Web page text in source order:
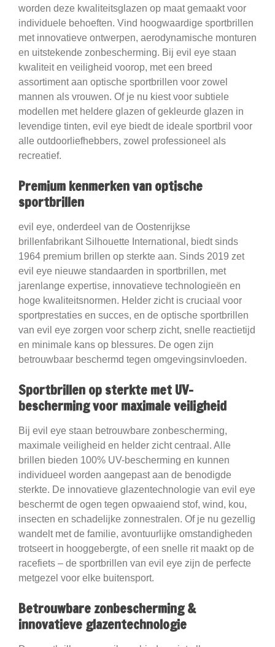
worden deze kwaliteitsglazen op maat gemaakt voor
individuele behoeften. Vind hoogwaardige sportbrillen
met innovatieve ontwerpen, aerodynamische monturen
en uitstekende zonbescherming. Bij evil eye staan
kwaliteit en veiligheid voorop, met een breed
assortiment aan optische sportbrillen voor zowel
mannen als vrouwen. Of je nu kiest voor subtiele
modellen met heldere glazen of gekleurde glazen in
levendige tinten, evil eye biedt de ideale sportbril voor
alle outdoorliefhebbers, zowel professioneel als
recreatief.
Premium kenmerken van optische
sportbrillen
evil eye, onderdeel van de Oostenrijkse
brillenfabrikant Silhouette International, biedt sinds
1964 premium brillen op sterkte aan. Sinds 2019 zet
evil eye nieuwe standaarden in sportbrillen, met
jarenlange expertise, innovatieve technologieën en
hoge kwaliteitsnormen. Helder zicht is cruciaal voor
sportprestaties en succes, en de optische sportbrillen
van evil eye zorgen voor scherp zicht, snelle reactietijd
en minimale kans op blessures. De ogen zijn
betrouwbaar beschermd tegen omgevingsinvloeden.
Sportbrillen op sterkte met UV-
bescherming voor maximale veiligheid
Bij evil eye staan betrouwbare zonbescherming,
maximale veiligheid en helder zicht centraal. Alle
brillen bieden 100% UV-bescherming en kunnen
individueel worden aangepast aan de benodigde
sterkte. De innovatieve glazentechnologie van evil eye
beschermt de ogen tegen opwaaiend stof, wind, kou,
insecten en schadelijke zonnestralen. Of je nu gezellig
wandelt met de familie, avontuurlijke omstandigheden
trotseert in hooggebergte, of een snelle rit maakt op de
racefiets – de sportbrillen van evil eye zijn de perfecte
metgezel voor elke buitensport.
Betrouwbare zonbescherming &
innovatieve glazentechnologie